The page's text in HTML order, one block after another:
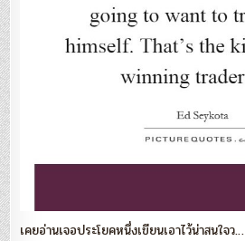
เคยอ่านเจอประโยคหนึ่งเขียนเอาไว้น่าสนใจว…